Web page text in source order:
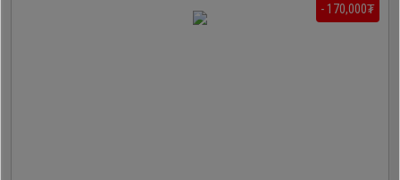
- 170,000₮